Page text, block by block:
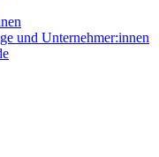
und Unternehmer:innen